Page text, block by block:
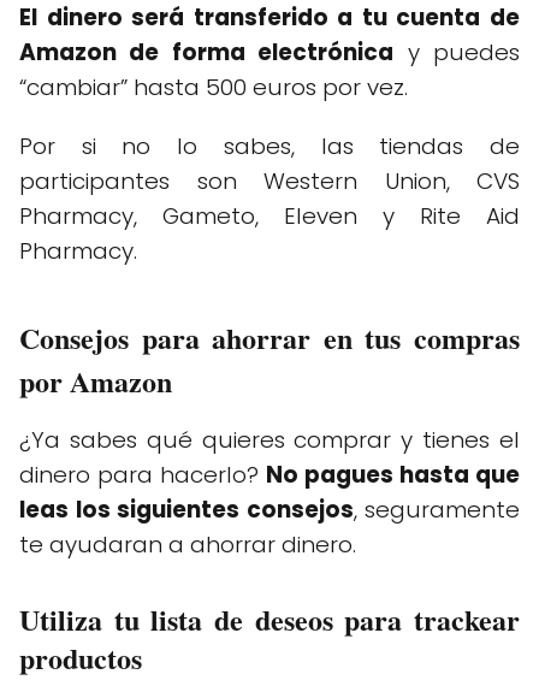
El dinero será transferido a tu cuenta de
Amazon de forma electrónica y puedes
“cambiar” hasta 500 euros por vez.
Por si no lo sabes, las tiendas de
participantes son Western Union, CVS
Pharmacy, Gameto, Eleven y Rite Aid
Pharmacy.
Consejos para ahorrar en tus compras
por Amazon
¿Ya sabes qué quieres comprar y tienes el
dinero para hacerlo? No pagues hasta que
leas los siguientes consejos, seguramente
te ayudaran a ahorrar dinero.
Utiliza tu lista de deseos para trackear
productos